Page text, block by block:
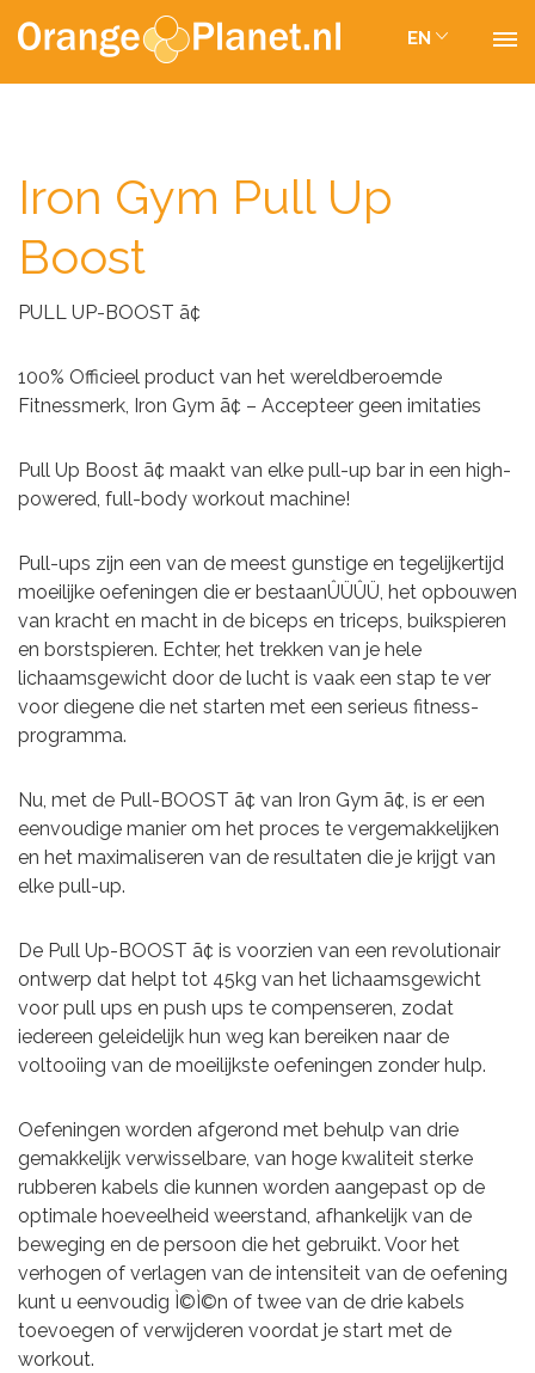
EN
Iron Gym Pull Up
Boost
PULL UP-BOOST ã¢
100% Officieel product van het wereldberoemde
Fitnessmerk, Iron Gym ã¢ – Accepteer geen imitaties
Pull Up Boost ã¢ maakt van elke pull-up bar in een high-
powered, full-body workout machine!
Pull-ups zijn een van de meest gunstige en tegelijkertijd
moeilijke oefeningen die er bestaanÛÜÛÜ, het opbouwen
van kracht en macht in de biceps en triceps, buikspieren
en borstspieren. Echter, het trekken van je hele
lichaamsgewicht door de lucht is vaak een stap te ver
voor diegene die net starten met een serieus fitness-
programma.
Nu, met de Pull-BOOST ã¢ van Iron Gym ã¢, is er een
eenvoudige manier om het proces te vergemakkelijken
en het maximaliseren van de resultaten die je krijgt van
elke pull-up.
De Pull Up-BOOST ã¢ is voorzien van een revolutionair
ontwerp dat helpt tot 45kg van het lichaamsgewicht
voor pull ups en push ups te compenseren, zodat
iedereen geleidelijk hun weg kan bereiken naar de
voltooiing van de moeilijkste oefeningen zonder hulp.
Oefeningen worden afgerond met behulp van drie
gemakkelijk verwisselbare, van hoge kwaliteit sterke
rubberen kabels die kunnen worden aangepast op de
optimale hoeveelheid weerstand, afhankelijk van de
beweging en de persoon die het gebruikt. Voor het
verhogen of verlagen van de intensiteit van de oefening
kunt u eenvoudig Ì©Ì©n of twee van de drie kabels
toevoegen of verwijderen voordat je start met de
workout.